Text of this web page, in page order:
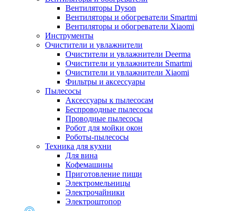
Вентиляторы Dyson
Вентиляторы и обогреватели Smartmi
Вентиляторы и обогреватели Xiaomi
Инструменты
Очистители и увлажнители
Очистители и увлажнители Deerma
Очистители и увлажнители Smartmi
Очистители и увлажнители Xiaomi
Фильтры и аксессуары
Пылесосы
Аксессуары к пылесосам
Беспроводные пылесосы
Проводные пылесосы
Робот для мойки окон
Роботы-пылесосы
Техника для кухни
Для вина
Кофемашины
Приготовление пищи
Электромельницы
Электрочайники
Электроштопор